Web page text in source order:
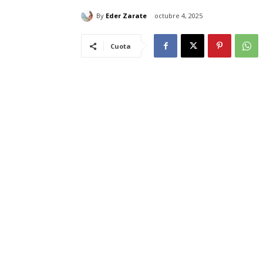
By Eder Zarate octubre 4, 2025
Cuota